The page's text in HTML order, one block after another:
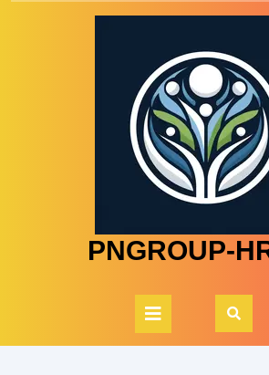
PNGROUP-
Open
Button